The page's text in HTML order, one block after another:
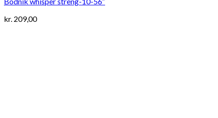
kr. 209,00